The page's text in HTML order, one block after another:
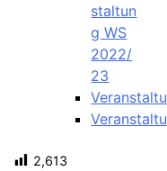
staltun
g WS
2022/
23
2,613